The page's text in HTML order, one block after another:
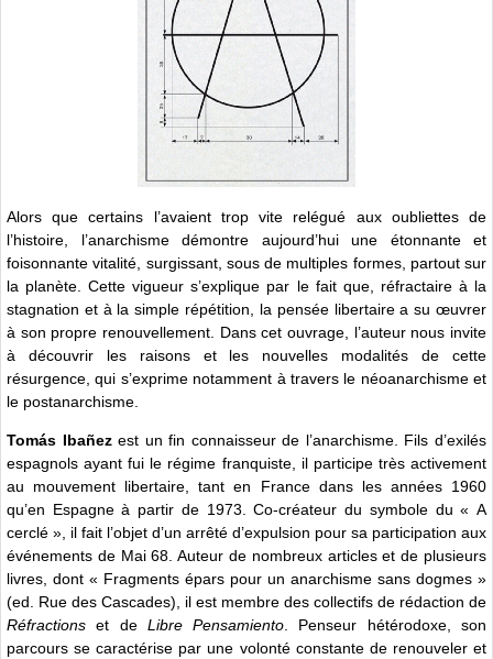
Alors que certains l’avaient trop vite relégué aux oubliettes de
l’histoire, l’anarchisme démontre aujourd’hui une étonnante et
foisonnante vitalité, surgissant, sous de multiples formes, partout sur
la planète. Cette vigueur s’explique par le fait que, réfractaire à la
stagnation et à la simple répétition, la pensée libertaire a su œuvrer
à son propre renouvellement. Dans cet ouvrage, l’auteur nous invite
à découvrir les raisons et les nouvelles modalités de cette
résurgence, qui s’exprime notamment à travers le néoanarchisme et
le postanarchisme.
Tomás Ibañezest un fin connaisseur de l’anarchisme. Fils d’exilés
espagnols ayant fui le régime franquiste, il participe très activement
au mouvement libertaire, tant en France dans les années 1960
qu’en Espagne à partir de 1973. Co-créateur du symbole du « A
cerclé », il fait l’objet d’un arrêté d’expulsion pour sa participation aux
événements de Mai 68. Auteur de nombreux articles et de plusieurs
livres, dont « Fragments épars pour un anarchisme sans dogmes »
(ed. Rue des Cascades), il est membre des collectifs de rédaction de
Réfractions et de Libre Pensamiento. Penseur hétérodoxe, son
parcours se caractérise par une volonté constante de renouveler et